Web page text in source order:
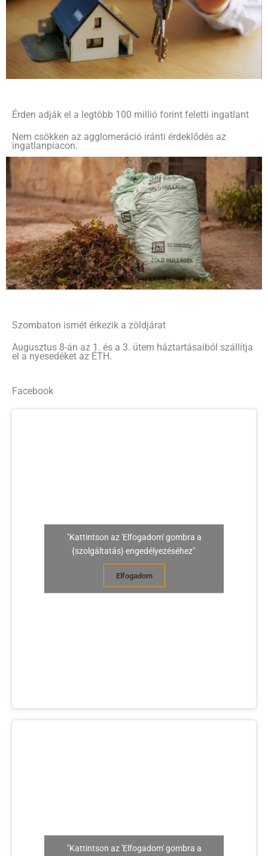
Érden adják el a legtöbb 100 millió forint feletti ingatlant
Nem csökken az agglomeráció iránti érdeklődés az
ingatlanpiacon.
Szombaton ismét érkezik a zöldjárat
Augusztus 8-án az 1. és a 3. ütem háztartásaiból szállítja
el a nyesedéket az ÉTH.
Facebook
"Kattintson az 'Elfogadom' gombra a
{szolgáltatás} engedélyezéséhez"
Elfogadom
"Kattintson az 'Elfogadom' gombra a